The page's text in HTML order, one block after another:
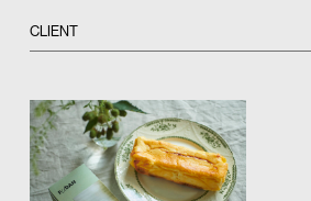
CLIENT